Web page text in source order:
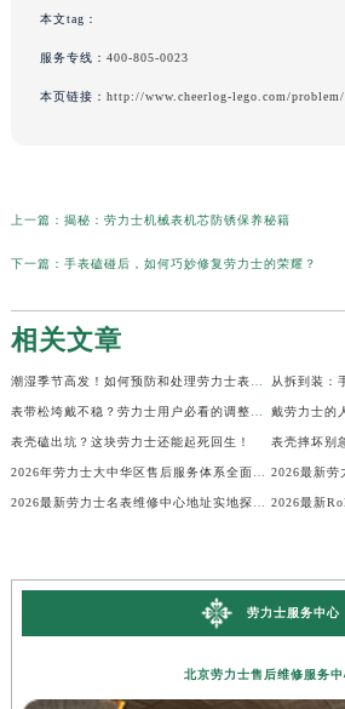
本文tag：
服务专线： 400-805-0023
本页链接： http://www.cheerlog-lego.com/
上一篇： 揭秘：劳力士机械表机芯防锈保养秘籍
下一篇： 手表磕碰后，如何巧妙修复劳力士的荣耀？
相关文章
从拆到装：
表壳磕出坑？这块劳力士还能起死回生！ 表壳摔坏别
劳力士服务中心
北京劳力士售后维修服务